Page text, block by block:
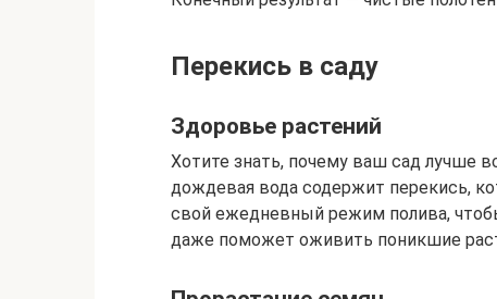
Перекись в саду
Здоровье растений
Хотите знать, почему ваш сад лучше
дождевая вода содержит перекись,
свой ежедневный режим полива,
даже поможет оживить поникшие